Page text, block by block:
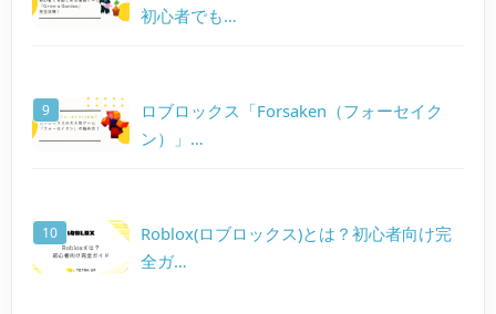
初心者でも…
ロブロックス「Forsaken（フォーセイク
ン）」…
Roblox(ロブロックス)とは？初心者向け完
全ガ…